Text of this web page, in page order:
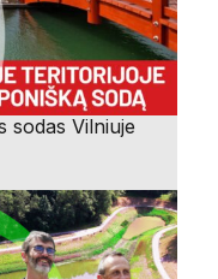
sodas Vilniuje